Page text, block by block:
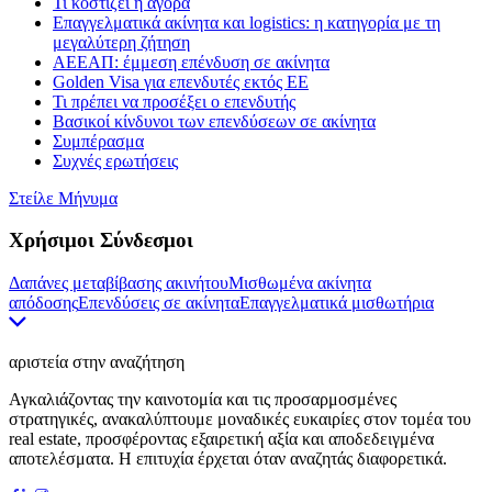
Επαγγελματικά ακίνητα και logistics: η κατηγορία με τη
μεγαλύτερη ζήτηση
ΑΕΕΑΠ: έμμεση επένδυση σε ακίνητα
Golden Visa για επενδυτές εκτός ΕΕ
Τι πρέπει να προσέξει ο επενδυτής
Βασικοί κίνδυνοι των επενδύσεων σε ακίνητα
Συμπέρασμα
Συχνές ερωτήσεις
Στείλε Μήνυμα
Χρήσιμοι Σύνδεσμοι
Δαπάνες μεταβίβασης ακινήτουΜισθωμένα ακίνητα
απόδοσηςΕπενδύσεις σε ακίνηταΕπαγγελματικά μισθωτήρια
αριστεία στην αναζήτηση
Αγκαλιάζοντας την καινοτομία και τις προσαρμοσμένες
στρατηγικές, ανακαλύπτουμε μοναδικές ευκαιρίες στον τομέα του
real estate, προσφέροντας εξαιρετική αξία και αποδεδειγμένα
αποτελέσματα. Η επιτυχία έρχεται όταν αναζητάς διαφορετικά.